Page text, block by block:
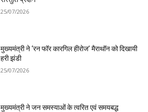
25/07/2026
मुख्यमंत्री ने ‘रन फॉर कारगिल हीरोज’ मैराथॉन को दिखायी
हरी झंडी
25/07/2026
मुख्यमंत्री ने जन समस्याओं के त्वरित एवं समयबद्ध